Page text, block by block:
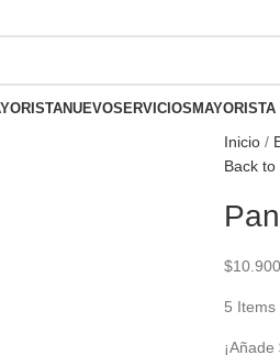
NUEVOSERVICIOS
Inicio
Back
$10.900
5 Items
¡Añade